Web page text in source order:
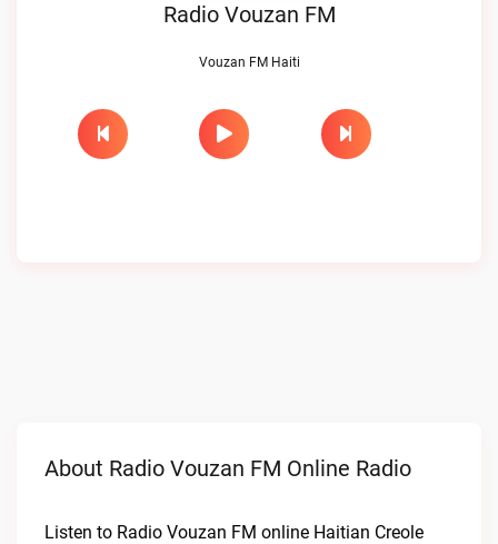
Radio Vouzan FM
Vouzan FM Haiti
About Radio Vouzan FM Online Radio
Listen to Radio Vouzan FM online Haitian Creole